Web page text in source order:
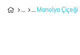
Manolya